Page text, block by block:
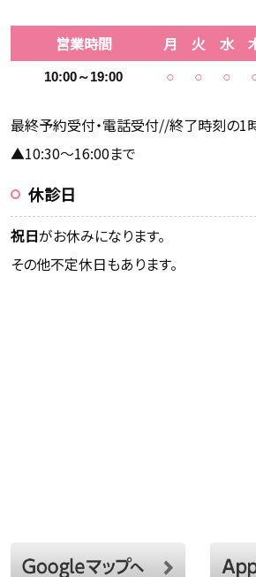
営業時間 月 火 水
10:00～19:00 ○ ○ ○
最終予約受付・電話受付//終了時刻の1
▲10:30～16:00まで
休診日
祝日がお休みになります。
その他不定休日もあります。